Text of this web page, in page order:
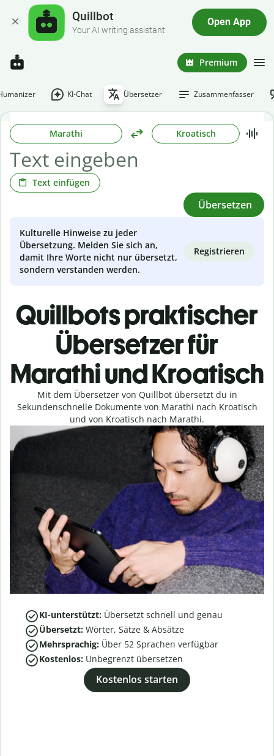
Quillbot
Your AI writing assistant
Open App
Premium
KI-Chat Übersetzer Zusammenfasser
Marathi Kroatisch
Text einfügen
Übersetzen
Kulturelle Hinweise zu jeder
Übersetzung. Melden Sie sich an,
damit Ihre Worte nicht nur übersetzt,
sondern verstanden werden.
Registrieren
Quillbots praktischer
Übersetzer für
Marathi und Kroatisch
Mit dem Übersetzer von Quillbot übersetzt du in
Sekundenschnelle Dokumente von Marathi nach Kroatisch
und von Kroatisch nach Marathi.
KI-unterstützt: Übersetzt schnell und genau
Übersetzt: Wörter, Sätze & Absätze
Mehrsprachig: Über 52 Sprachen verfügbar
Kostenlos: Unbegrenzt übersetzen
Kostenlos starten